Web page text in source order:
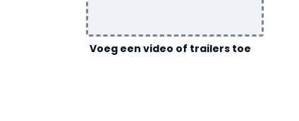
Voeg een video of trailers toe